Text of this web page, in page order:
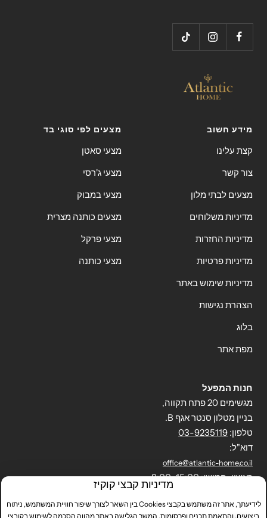
מידע חשוב
קצת עלינו
צור קשר
מצעים לבתי מלון
מדיניות משלוחים
מדיניות החזרות
מדיניות פרטיות
מדיניות שימוש באתר
הצהרת נגישות
בלוג
מפת אתר
מצעים לפי סוגי בד
מצעי סאטן
מצעי ג'רסי
מצעי במבוק
מצעים כותנה מצרית
מצעי פרקל
מצעי כותנה
חנות המפעל
מגשימים 20 פתח תקווה,
בניין מטלון סנטר אגף B.
טלפון: 03-9235119
דוא"ל:
office@atlantic-home.co.il
ראשון-חמישי: 8:00-15:00
מדיניות קבצי קוקיז
לידיעתך, אתר זה משתמש בקבצי Cookies בין השאר לצורך שיפור חוויית המשתמש, ניתוח
ביצועים, והתאמת תכנים ופרסומות. המשך הגלישה באתר מהווה הסכמה לשימוש בקובצי